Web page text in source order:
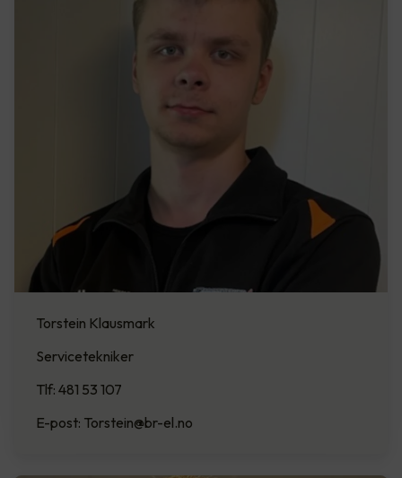
Torstein Klausmark
Servicetekniker
Tlf: 481 53 107
E-post: Torstein@br-el.no